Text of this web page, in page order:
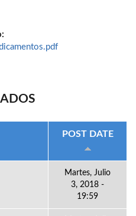
POST DATE
Martes, Julio
3, 2018 -
19:59